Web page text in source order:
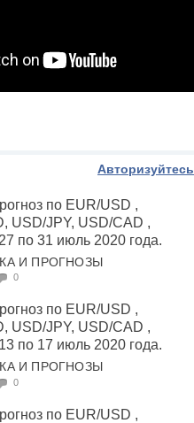
Авторизуйтесь
по EUR/USD ,
USD/JPY, USD/САD ,
по 31 июль 2020 года.
И ПРОГНОЗЫ
0
по EUR/USD ,
USD/JPY, USD/САD ,
по 17 июль 2020 года.
И ПРОГНОЗЫ
0
по EUR/USD ,